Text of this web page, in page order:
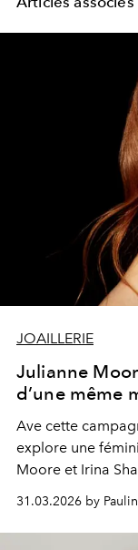
JOAILLERIE
Julianne
d’une même
Ave cette
explore une
Moore et Irina
31.03.2026 by